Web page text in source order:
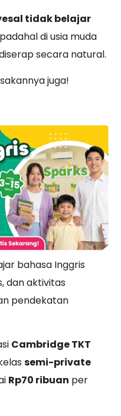
tidak belajar
di usia muda
secara natural.
juga!
bahasa Inggris
dan aktivitas
pendekatan
Cambridge TKT
semi-private
Rp70 ribuan per